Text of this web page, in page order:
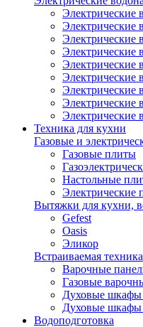
Электрические
Электрические
Электрические
Электрические
Электрические
Электрические
Электрические
Электрические
Электрические
Техника для кухни
Газовые и
Газовые плиты
Настольные
Электрические
Вытяжки для кухни,
Gefest
Oasis
Эликор
Встраиваемая техника
Варочные
Газовые
Духовые шкафы
Духовые шкафы
Водоподготовка